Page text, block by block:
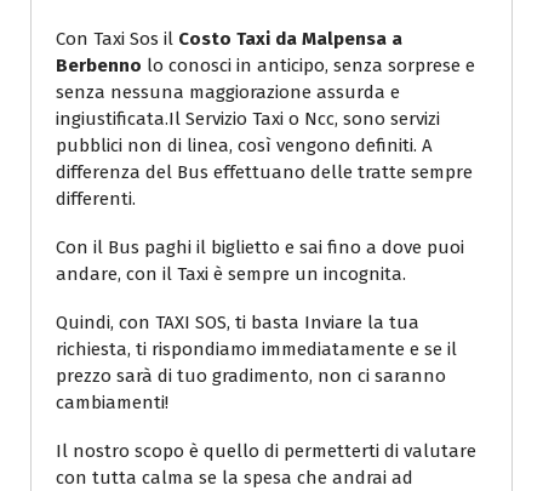
Con Taxi Sos il Costo Taxi da Malpensa a
Berbenno lo conosci in anticipo, senza sorprese e
senza nessuna maggiorazione assurda e
ingiustificata.Il Servizio Taxi o Ncc, sono servizi
pubblici non di linea, così vengono definiti. A
differenza del Bus effettuano delle tratte sempre
differenti.
Con il Bus paghi il biglietto e sai fino a dove puoi
andare, con il Taxi è sempre un incognita.
Quindi, con TAXI SOS, ti basta Inviare la tua
richiesta, ti rispondiamo immediatamente e se il
prezzo sarà di tuo gradimento, non ci saranno
cambiamenti!
Il nostro scopo è quello di permetterti di valutare
con tutta calma se la spesa che andrai ad